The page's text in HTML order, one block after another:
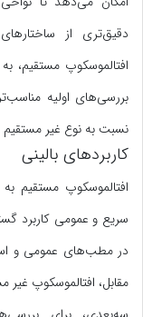
دقیق‌تری از
افتالموسکوپ مستقیم،
بررسی‌های اولیه
نسبت به نوع غیر مستقیم
کاربردهای بالینی
افتالموسکوپ مستقیم
سریع و عمومی کاربرد
در مطب‌های عمومی و
مقابل، افتالموسکوپ غیر